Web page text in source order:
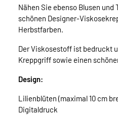
Nähen Sie ebenso Blusen und
schönen Designer-
Herbstfarben.
Der Viskosestoff ist bedruckt
Kreppgriff sowie einen
Design:
Lilienblüten (maximal 10 cm
Digitaldruck